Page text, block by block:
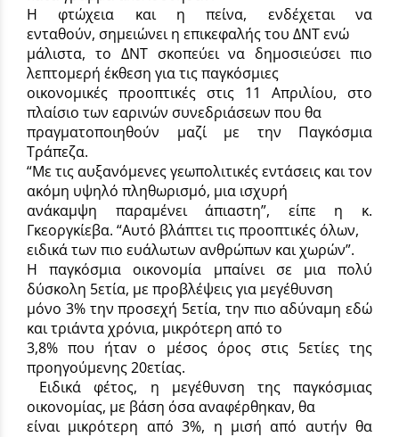
Η φτώχεια και η πείνα, ενδέχεται να
ενταθούν, σημειώνει η επικεφαλής του ΔΝΤ ενώ
μάλιστα, το ΔΝΤ σκοπεύει να δημοσιεύσει πιο
λεπτομερή έκθεση για τις παγκόσμιες
οικονομικές προοπτικές στις 11 Απριλίου, στο
πλαίσιο των εαρινών συνεδριάσεων που θα
πραγματοποιηθούν μαζί με την Παγκόσμια
Τράπεζα.
“Με τις αυξανόμενες γεωπολιτικές εντάσεις και τον
ακόμη υψηλό πληθωρισμό, μια ισχυρή
ανάκαμψη παραμένει άπιαστη”, είπε η κ.
Γκεοργκίεβα. “Αυτό βλάπτει τις προοπτικές όλων,
ειδικά των πιο ευάλωτων ανθρώπων και χωρών”.
Η παγκόσμια οικονομία μπαίνει σε μια πολύ
δύσκολη 5ετία, με προβλέψεις για μεγέθυνση
μόνο 3% την προσεχή 5ετία, την πιο αδύναμη εδώ
και τριάντα χρόνια, μικρότερη από το
3,8% που ήταν ο μέσος όρος στις 5ετίες της
προηγούμενης 20ετίας.
Ειδικά φέτος, η μεγέθυνση της παγκόσμιας
οικονομίας, με βάση όσα αναφέρθηκαν, θα
είναι μικρότερη από 3%, η μισή από αυτήν θα